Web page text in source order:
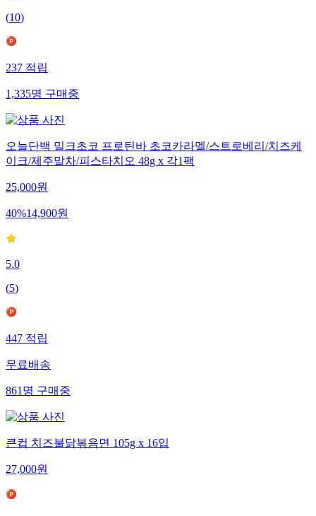
(10)
237 적립
1,335명 구매중
오늘단백 밀크초코 프로틴바 초코카라멜/스트로베리/치즈케
이크/제주말차/피스타치오 48g x 각1팩
25,000원
40%14,900원
5.0
(5)
447 적립
무료배송
861 명 구매중
큰컵 치즈불닭볶음면 105g x 16입
27,000원